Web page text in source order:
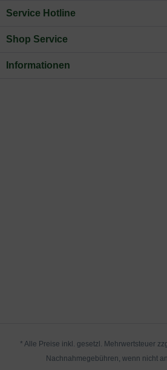
Service Hotline
Shop Service
Informationen
* Alle Preise inkl. gesetzl. Mehrwertsteuer
Nachnahmegebühren, wenn nicht